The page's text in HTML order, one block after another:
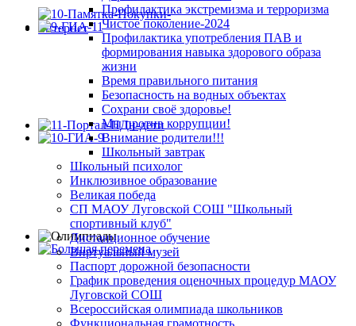
Профилактика экстремизма и терроризма
Чистое поколение-2024
Профилактика употребления ПАВ и
формирования навыка здорового образа
жизни
Время правильного питания
Безопасность на водных объектах
Сохрани своё здоровье!
Мы против коррупции!
Внимание родители!!!
Школьный завтрак
Школьный психолог
Инклюзивное образование
Великая победа
СП МАОУ Луговской СОШ "Школьный
спортивный клуб"
Дистанционное обучение
Виртуальный музей
Паспорт дорожной безопасности
График проведения оценочных процедур МАОУ
Луговской СОШ
Всероссийская олимпиада школьников